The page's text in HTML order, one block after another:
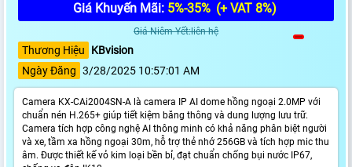
Giá Khuyến Mãi: 5%-35% (+ VAT 8%)
Giá Niêm Yết:liên hệ
Thương Hiệu
KBvision
Ngày Đăng 3/28/2025 10:57:01 AM
Camera KX-CAi2004SN-A là camera IP AI dome hồng ngoại 2.0MP với
chuẩn nén H.265+ giúp tiết kiệm băng thông và dung lượng lưu trữ.
Camera tích hợp công nghệ AI thông minh có khả năng phân biệt người
và xe, tầm xa hồng ngoại 30m, hỗ trợ thẻ nhớ 256GB và tích hợp mic thu
âm. Được thiết kế vỏ kim loại bền bỉ, đạt chuẩn chống bụi nước IP67,